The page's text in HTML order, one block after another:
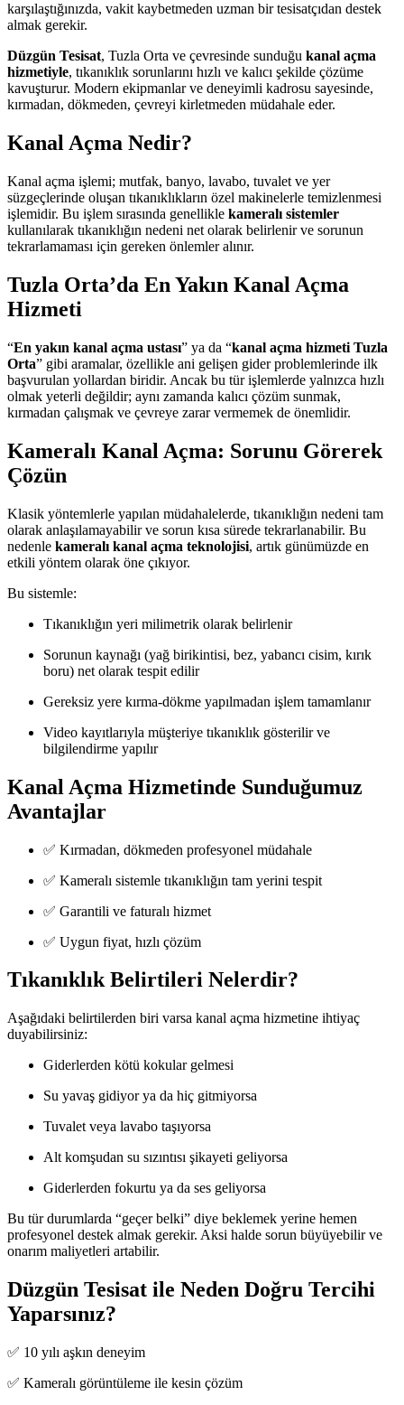
karşılaştığınızda, vakit kaybetmeden uzman bir tesisatçıdan destek
almak gerekir.
Düzgün Tesisat, Tuzla Orta ve çevresinde sunduğu kanal açma
hizmetiyle, tıkanıklık sorunlarını hızlı ve kalıcı şekilde çözüme
kavuşturur. Modern ekipmanlar ve deneyimli kadrosu sayesinde,
kırmadan, dökmeden, çevreyi kirletmeden müdahale eder.
Kanal Açma Nedir?
Kanal açma işlemi; mutfak, banyo, lavabo, tuvalet ve yer
süzgeçlerinde oluşan tıkanıklıkların özel makinelerle temizlenmesi
işlemidir. Bu işlem sırasında genellikle kameralı sistemler
kullanılarak tıkanıklığın nedeni net olarak belirlenir ve sorunun
tekrarlamaması için gereken önlemler alınır.
Tuzla Orta’da En Yakın Kanal Açma
Hizmeti
“En yakın kanal açma ustası” ya da “kanal açma hizmeti Tuzla
Orta” gibi aramalar, özellikle ani gelişen gider problemlerinde ilk
başvurulan yollardan biridir. Ancak bu tür işlemlerde yalnızca hızlı
olmak yeterli değildir; aynı zamanda kalıcı çözüm sunmak,
kırmadan çalışmak ve çevreye zarar vermemek de önemlidir.
Kameralı Kanal Açma: Sorunu Görerek
Çözün
Klasik yöntemlerle yapılan müdahalelerde, tıkanıklığın nedeni tam
olarak anlaşılamayabilir ve sorun kısa sürede tekrarlanabilir. Bu
nedenle kameralı kanal açma teknolojisi, artık günümüzde en
etkili yöntem olarak öne çıkıyor.
Bu sistemle:
Tıkanıklığın yeri milimetrik olarak belirlenir
Sorunun kaynağı (yağ birikintisi, bez, yabancı cisim, kırık
boru) net olarak tespit edilir
Gereksiz yere kırma-dökme yapılmadan işlem tamamlanır
Video kayıtlarıyla müşteriye tıkanıklık gösterilir ve
bilgilendirme yapılır
Kanal Açma Hizmetinde Sunduğumuz
Avantajlar
✅ Kırmadan, dökmeden profesyonel müdahale
✅ Kameralı sistemle tıkanıklığın tam yerini tespit
✅ Garantili ve faturalı hizmet
✅ Uygun fiyat, hızlı çözüm
Tıkanıklık Belirtileri Nelerdir?
Aşağıdaki belirtilerden biri varsa kanal açma hizmetine ihtiyaç
duyabilirsiniz:
Giderlerden kötü kokular gelmesi
Su yavaş gidiyor ya da hiç gitmiyorsa
Tuvalet veya lavabo taşıyorsa
Alt komşudan su sızıntısı şikayeti geliyorsa
Giderlerden fokurtu ya da ses geliyorsa
Bu tür durumlarda “geçer belki” diye beklemek yerine hemen
profesyonel destek almak gerekir. Aksi halde sorun büyüyebilir ve
onarım maliyetleri artabilir.
Düzgün Tesisat ile Neden Doğru Tercihi
Yaparsınız?
✅ 10 yılı aşkın deneyim
✅ Kameralı görüntüleme ile kesin çözüm